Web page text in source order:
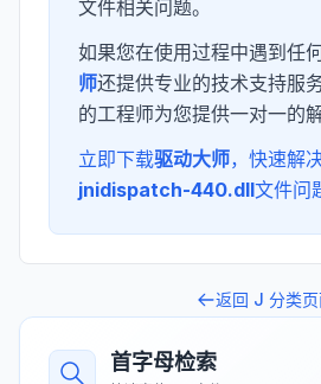
文件相关问题。
如果您在使用过程中遇到任何
师还提供专业的技术支持服
的工程师为您提供一对一的
立即下载驱动大师，快速解
jnidispatch-440.dll文件问
返回 J 分类
首字母检索